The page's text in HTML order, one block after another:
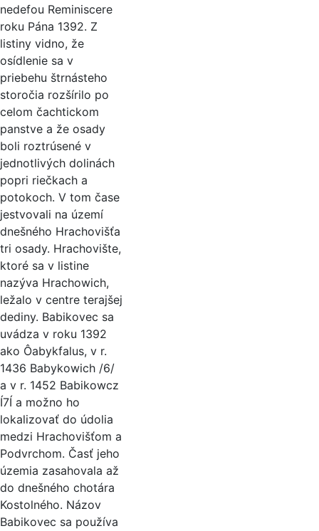
nedefou Reminiscere
roku Pána 1392. Z
listiny vidno, že
osídlenie sa v
priebehu štrnásteho
storočia rozšírilo po
celom čachtickom
panstve a že osady
boli roztrúsené v
jednotlivých dolinách
popri riečkach a
potokoch. V tom čase
jestvovali na území
dnešného Hrachovišťa
tri osady. Hrachovište,
ktoré sa v listine
nazýva Hrachowich,
ležalo v centre terajšej
dediny. Babikovec sa
uvádza v roku 1392
ako Ôabykfalus, v r.
1436 Babykowich /6/
a v r. 1452 Babikowcz
Í7Í a možno ho
lokalizovať do údolia
medzi Hrachovišťom a
Podvrchom. Časť jeho
územia zasahovala až
do dnešného chotára
Kostolného. Názov
Babikovec sa používa